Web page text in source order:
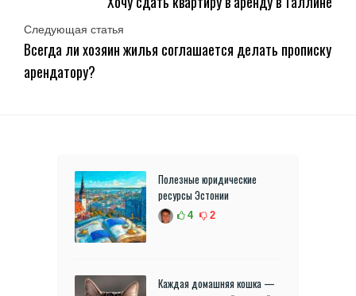
Следующая статья
Всегда ли хозяин жилья соглашается делать прописку
арендатору?
Полезные юридические
ресурсы Эстонии
4 2
Каждая домашняя кошка —